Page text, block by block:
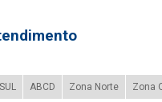
ABCD Zona Norte Zona